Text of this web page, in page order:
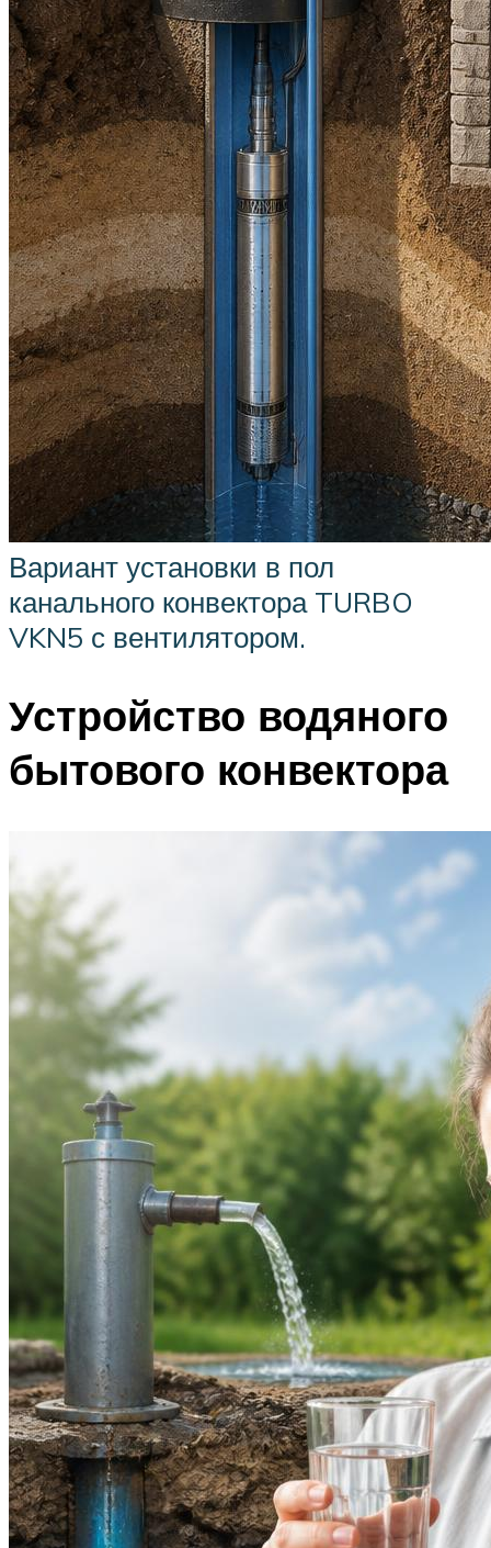
Вариант установки в пол
канального конвектора TURBO
VKN5 с вентилятором.
Устройство водяного
бытового конвектора